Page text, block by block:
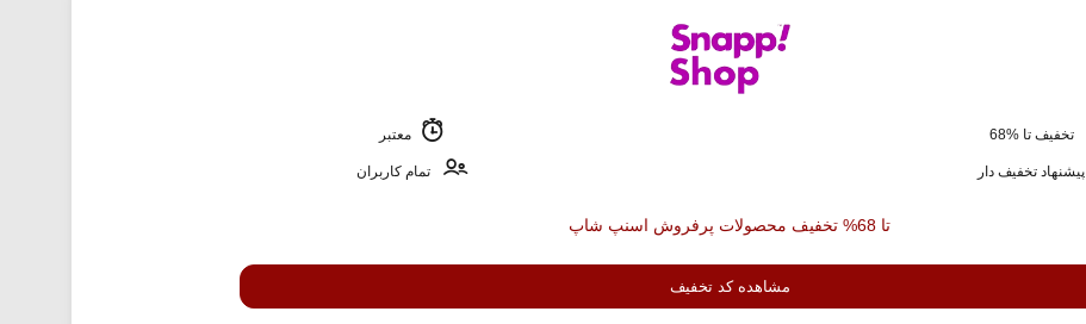
تخفیف تا %68 معتبر
پیشنهاد تخفیف دار تمام کاربران
تا 68% تخفیف محصولات پرفروش اسنپ شاپ
مشاهده کد تخفیف